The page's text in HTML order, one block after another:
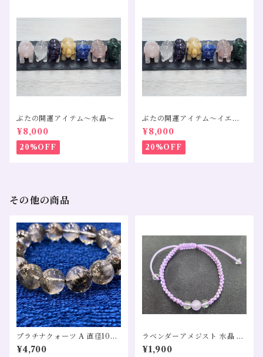
ぶたの開運アイテム～水晶～
¥8,000
20%OFF
ぶたの開運アイテム～イエロ
ーカルサイト～
¥8,000
20%OFF
その他の商品
プラチナクォーツ A 直径10㎜
希少・天然石 1粒売り
¥4,700
ラベンダーアメジスト 水晶 癒
し 精神安定 安眠 魔除け 全体
運 恋愛運 対人運
¥1,900